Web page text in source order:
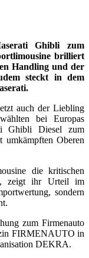
Ghibli zum
brilliert
Handling und der
steckt in dem
auch der Liebling
bei Europas
Ghibli Diesel zum
umkämpften Oberen
die kritischen
zeigt ihr Urteil im
sondern
zum Firmenauto
FIRMENAUTO in
DEKRA.